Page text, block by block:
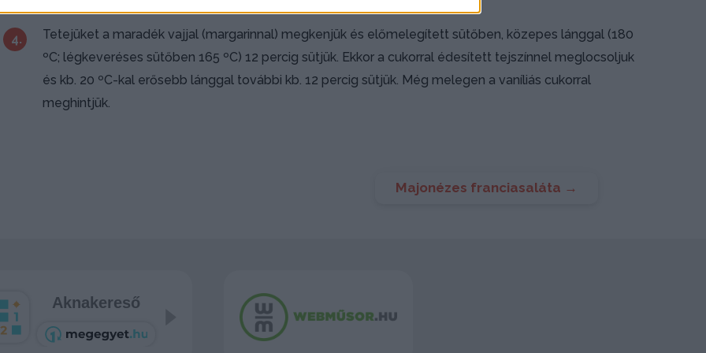
4.
Tetejüket a maradék vajjal (margarinnal) megkenjük és előmelegített sütőben, közepes lánggal (180
ºC; légkeveréses sütőben 165 ºC) 12 percig sütjük. Ekkor a cukorral édesített tejszínnel meglocsoljuk
és kb. 20 ºC-kal erősebb lánggal további kb. 12 percig sütjük. Még melegen a vaníliás cukorral
meghintjük.
Majonézes franciasaláta →
Aknakereső Snake